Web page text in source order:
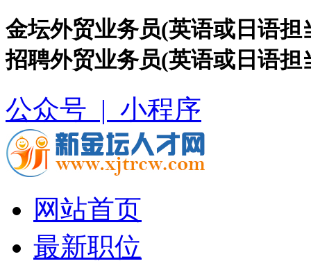
金坛外贸业务员(英语或日语
招聘外贸业务员(英语或日语担
公众号 | 小程序
网站首页
最新职位